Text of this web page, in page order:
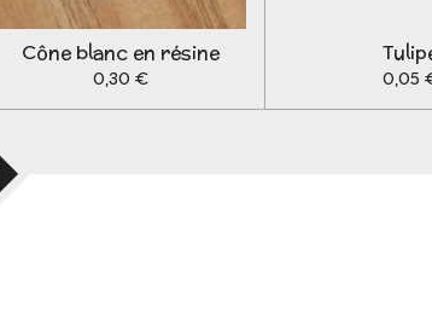
Cône blanc en résine
0,30 € 0,05